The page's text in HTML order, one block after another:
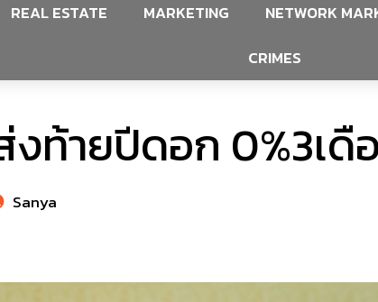
REAL ESTATE MARKETING NETWORK
CRIMES
งท้ายปีดอก 0%3เ
Sanya